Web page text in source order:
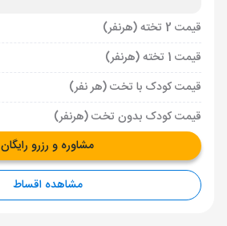
قیمت 2 تخته (هرنفر)
قیمت 1 تخته (هرنفر)
قیمت کودک با تخت (هر نفر)
قیمت کودک بدون تخت (هرنفر)
مشاوره و رزرو رایگان
مشاهده اقساط